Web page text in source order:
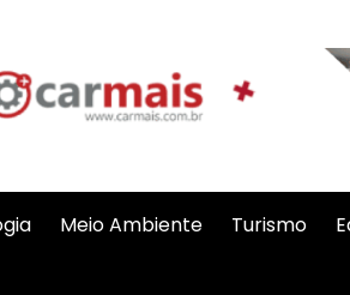
Meio Ambiente Turismo